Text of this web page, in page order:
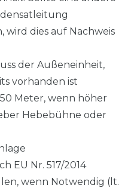
dies auf Nachweis
der Außeneinheit,
vorhanden ist
Meter, wenn höher
Hebebühne oder
EU Nr. 517/2014
wenn Notwendig (lt.